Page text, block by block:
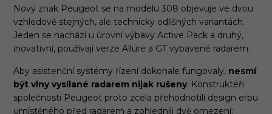
Nový znak Peugeot se na modelu 308 objevuje ve dvou
vzhledově stejných, ale technicky odlišných variantách.
Jeden se nachází u úrovní výbavy Active Pack a druhý,
inovativní, používají verze Allure a GT vybavené radarem.
Aby asistenční systémy řízení dokonale fungovaly, nesmí
být vlny vysílané radarem nijak rušeny. Konstruktéři
společnosti Peugeot proto zcela přehodnotili design erbu
umístěného před radarem a zohlednili dvě omezení: